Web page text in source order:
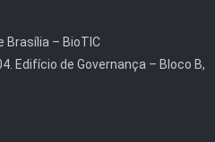
Brasília – BioTIC
Edifício de Governança – Bloco B,